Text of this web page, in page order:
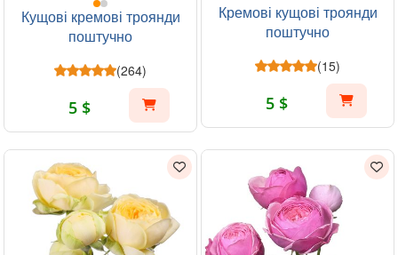
Кущові кремові троянди
поштучно
(264)
5 $
Кремові кущові троянди
поштучно
(15)
5 $